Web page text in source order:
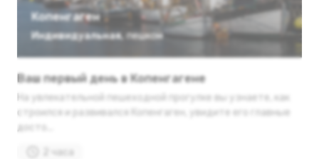
Копенгаген
Индивидуальная, пешком
Ваш первый день в Копенгагене
На увлекательной пешеходной прогулке вы узнаете, как
строился и развивался Копенгаген, увидите его главные
досто...
2 часа